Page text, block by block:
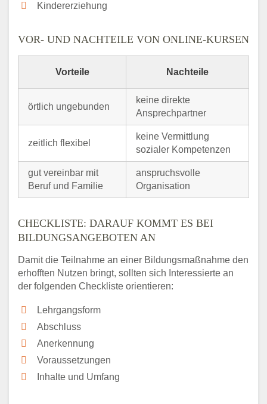
Kindererziehung
VOR- UND NACHTEILE VON ONLINE-KURSEN
Vorteile Nachteile
örtlich ungebunden
keine direkte
Ansprechpartner
zeitlich flexibel
keine Vermittlung
sozialer Kompetenzen
gut vereinbar mit
Beruf und Familie
anspruchsvolle
Organisation
CHECKLISTE: DARAUF KOMMT ES BEI
BILDUNGSANGEBOTEN AN
Damit die Teilnahme an einer Bildungsmaßnahme den
erhofften Nutzen bringt, sollten sich Interessierte an
der folgenden Checkliste orientieren:
Lehrgangsform
Abschluss
Anerkennung
Voraussetzungen
Inhalte und Umfang